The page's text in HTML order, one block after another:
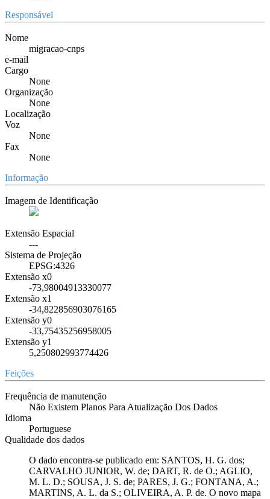
Responsável
Nome
migracao-cnps
e-mail
Cargo
None
Organização
None
Localização
Voz
None
Fax
None
Informação
Imagem de Identificação
Extensão Espacial
---
Sistema de Projeção
EPSG:4326
Extensão x0
-73,98004913330077
Extensão x1
-34,822856903076165
Extensão y0
-33,75435256958005
Extensão y1
5,250802993774426
Feições
Frequência de manutenção
Não Existem Planos Para Atualização Dos Dados
Idioma
Portuguese
Qualidade dos dados
O dado encontra-se publicado em: SANTOS, H. G. dos;
CARVALHO JUNIOR, W. de; DART, R. de O.; AGLIO,
M. L. D.; SOUSA, J. S. de; PARES, J. G.; FONTANA, A.;
MARTINS, A. L. da S.; OLIVEIRA, A. P. de. O novo mapa